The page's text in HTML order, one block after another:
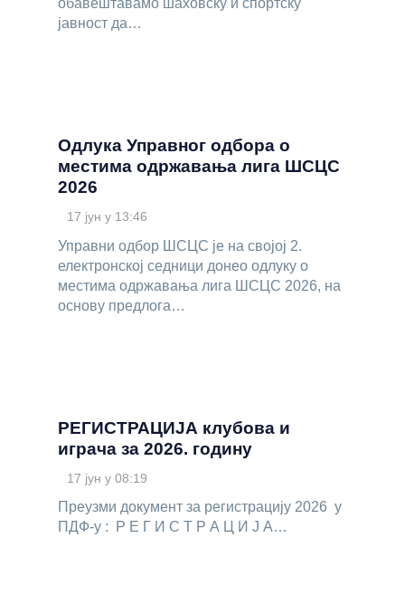
обавештавамо шаховску и спортску
јавност да…
Одлука Управног одбора о
местима одржавања лига ШСЦС
2026
17 јун у 13:46
Управни одбор ШСЦС је на својој 2.
електронској седници донео одлуку о
местима одржавања лига ШСЦС 2026, на
основу предлога…
РЕГИСТРАЦИЈА клубова и
играча за 2026. годину
17 јун у 08:19
Преузми документ за регистрацију 2026 у
ПДФ-у : Р Е Г И С Т Р А Ц И Ј А…